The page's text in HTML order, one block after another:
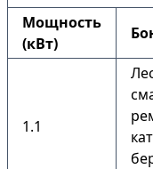
Мощность
(кВт)
1.1